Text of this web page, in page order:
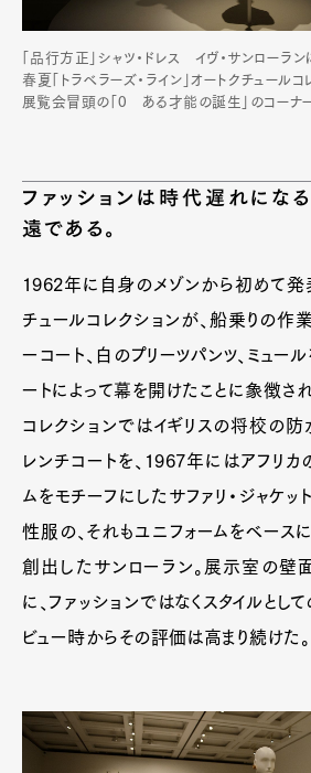
「品行方正」シャツ・ドレス イヴ・サンローラ
春夏「トラベラーズ・ライン」オートクチュー
展覧会冒頭の「0 ある才能の誕生」のコーナ
ファッションは時代遅れにな
遠である。
1962年に自身のメゾンから初めて発
チュールコレクションが、船乗りの
ーコート、白のプリーツパンツ、ミュー
ートによって幕を開けたことに象徴さ
コレクションではイギリスの将校の
レンチコートを、1967年にはアフリ
ムをモチーフにしたサファリ・ジャケッ
性服の、それもユニフォームをベー
創出したサンローラン。展示室の壁
に、ファッションではなくスタイルとし
ビュー時からその評価は高まり続けた。